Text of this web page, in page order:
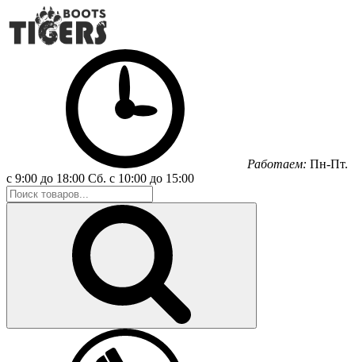
Работаем: Пн-Пт.
с 9:00 до 18:00 Сб. с 10:00 до 15:00